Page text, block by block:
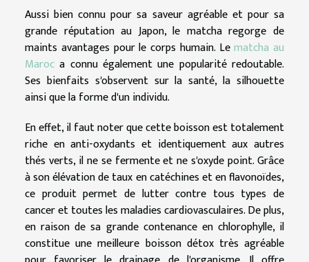
Aussi bien connu pour sa saveur agréable et pour sa
grande réputation au Japon, le matcha regorge de
maints avantages pour le corps humain. Lematcha au
Maroc a connu également une popularité redoutable.
Ses bienfaits s'observent sur la santé, la silhouette
ainsi que la forme d'un individu.
En effet, il faut noter que cette boisson est totalement
riche en anti-oxydants et identiquement aux autres
thés verts, il ne se fermente et ne s'oxyde point. Grâce
à son élévation de taux en catéchines et en flavonoïdes,
ce produit permet de lutter contre tous types de
cancer et toutes les maladies cardiovasculaires. De plus,
en raison de sa grande contenance en chlorophylle, il
constitue une meilleure boisson détox très agréable